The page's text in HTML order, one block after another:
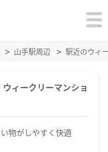
山手駅周辺 駅近のウィ
ィークリーマンショ
物がしやすく快適